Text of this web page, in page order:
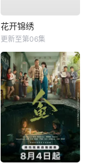
花开锦绣
更新至第06集